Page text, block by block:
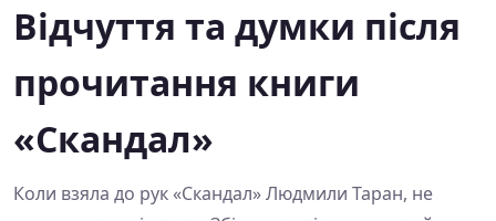
Відчуття та думки після
прочитання книги
«Скандал»
Коли взяла до рук «Скандал» Людмили Таран, не